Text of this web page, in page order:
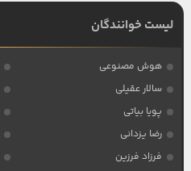
لیست خوانندگان
هوش مصنوعی
سالار عقیلی
پویا بیاتی
رضا یزدانی
فرزاد فرزین